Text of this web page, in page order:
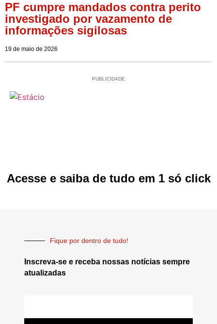
PF cumpre mandados contra perito
investigado por vazamento de
informações sigilosas
19 de maio de 2026
PUBLICIDADE
Acesse e saiba de tudo em 1 só click
Fique por dentro de tudo!
Inscreva-se e receba nossas notícias sempre
atualizadas